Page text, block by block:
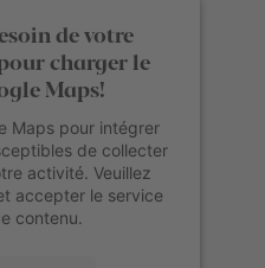
de votre
charger le
Maps!
Maps pour intégrer
de collecter
activité. Veuillez
accepter le service
contenu.